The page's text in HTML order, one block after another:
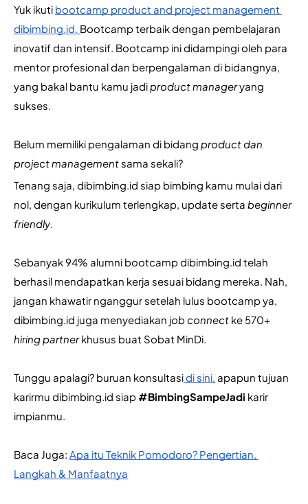
Yuk ikuti bootcamp product and project management
dibimbing.id. Bootcamp terbaik dengan pembelajaran
inovatif dan intensif. Bootcamp ini didampingi oleh para
mentor profesional dan berpengalaman di bidangnya,
yang bakal bantu kamu jadi product manager yang
sukses.
Belum memiliki pengalaman di bidang product dan
project management sama sekali?
Tenang saja, dibimbing.id siap bimbing kamu mulai dari
nol, dengan kurikulum terlengkap, update serta beginner
friendly.
Sebanyak 94% alumni bootcamp dibimbing.id telah
berhasil mendapatkan kerja sesuai bidang mereka. Nah,
jangan khawatir nganggur setelah lulus bootcamp ya,
dibimbing.id juga menyediakan job connect
hiring partner khusus buat Sobat MinDi.
Tunggu apalagi? buruan konsultasi di sini, apapun tujuan
karirmu dibimbing.id siap #BimbingSampeJadi karir
impianmu.
Baca Juga: Apa itu Teknik Pomodoro? Pengertian,
Langkah & Manfaatnya